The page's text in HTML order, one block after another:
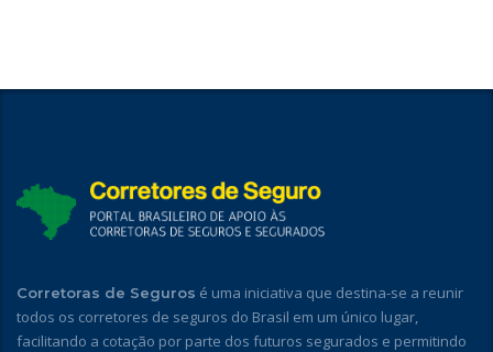
Corretoras de Seguros é uma iniciativa que destina-se a reunir
todos os corretores de seguros do Brasil em um único lugar,
facilitando a cotação por parte dos futuros segurados e permitindo